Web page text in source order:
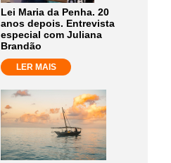
Lei Maria da Penha. 20
anos depois. Entrevista
especial com Juliana
Brandão
LER MAIS